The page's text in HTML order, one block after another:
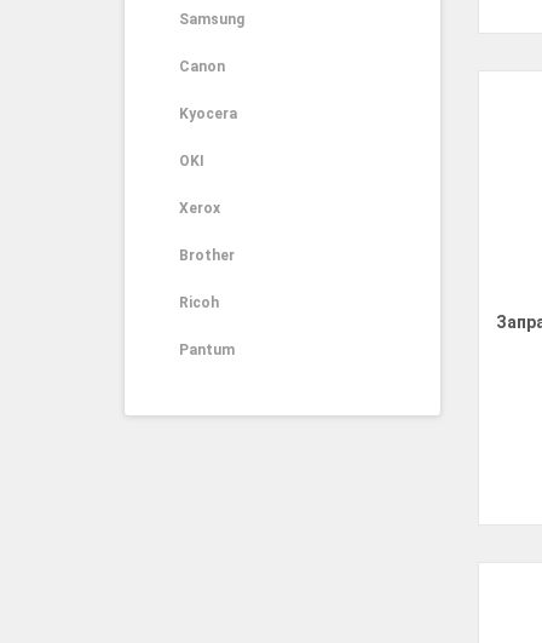
Samsung
Canon
Kyocera
OKI
Xerox
Brother
Ricoh
Pantum